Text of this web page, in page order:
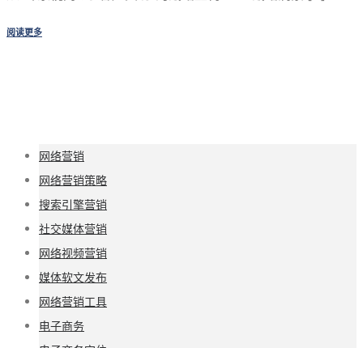
阅读更多
网络营销
网络营销策略
搜索引擎营销
社交媒体营销
网络视频营销
媒体软文发布
网络营销工具
电子商务